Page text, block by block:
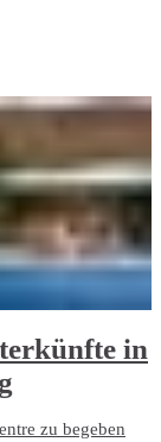
in
zu begeben